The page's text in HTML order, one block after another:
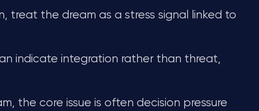
treat the dream as a stress signal linked to
indicate integration rather than threat,
the core issue is often decision pressure